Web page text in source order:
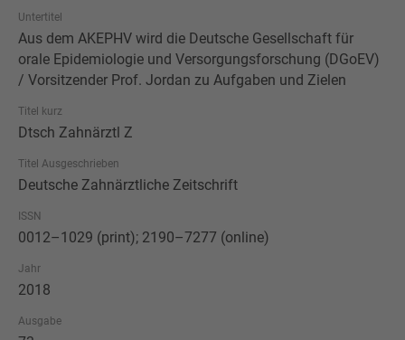
Untertitel
Aus dem AKEPHV wird die Deutsche Gesellschaft für
orale Epidemiologie und Versorgungsforschung (DGoEV)
/ Vorsitzender Prof. Jordan zu Aufgaben und Zielen
Titel kurz
Dtsch Zahnärztl Z
Titel Ausgeschrieben
Deutsche Zahnärztliche Zeitschrift
ISSN
0012–1029 (print); 2190–7277 (online)
Jahr
2018
Ausgabe